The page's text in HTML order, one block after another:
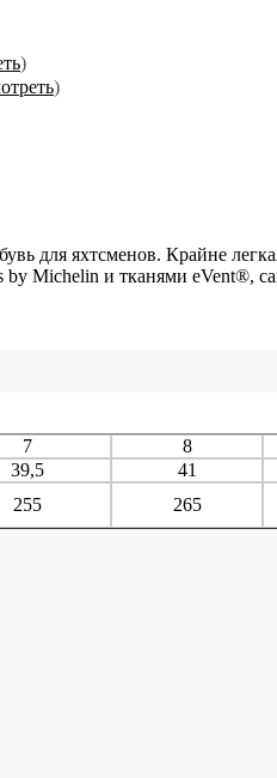
)
)
для яхтсменов. Крайне
by Michelin и тканями eVent®,
7 8
39,5 41
255 265